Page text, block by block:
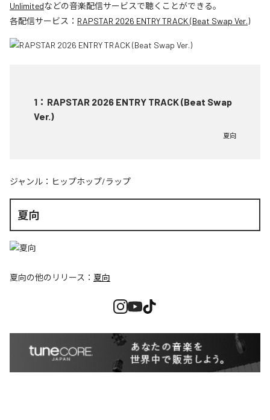
Unlimitedなどの音楽配信サービスで聴くことができる。
各配信サービス： RAPSTAR 2026 ENTRY TRACK (Beat Swap Ver.)
1 ： RAPSTAR 2026 ENTRY TRACK (Beat Swap
Ver.)
夏向
ジャンル： ヒップホップ/ラップ
夏向
夏向の他のリリース： 夏向